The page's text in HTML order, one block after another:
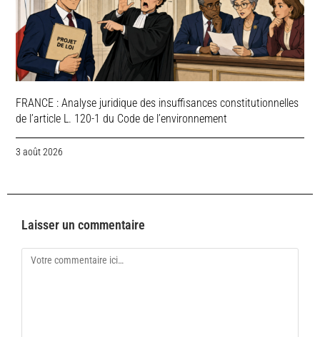
FRANCE : Analyse juridique des insuffisances constitutionnelles
de l’article L. 120-1 du Code de l’environnement
3 août 2026
Laisser un commentaire